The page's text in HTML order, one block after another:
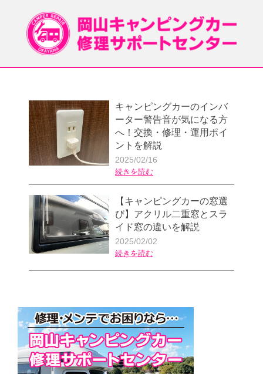
キャンピングカーのインバ
ーター警告音が気になる方
へ！交換・修理・運用ポイ
ントを解説
2025/02/16
続きを読む
【キャンピングカーの窓選
び】アクリル二重窓とスラ
イド窓の違いを解説
2025/02/02
続きを読む